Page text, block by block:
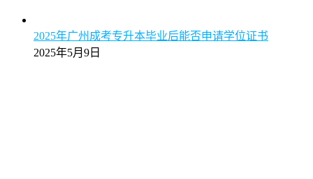
2025年广州成考专升本毕业后能否申请学位证书
2025年5月9日